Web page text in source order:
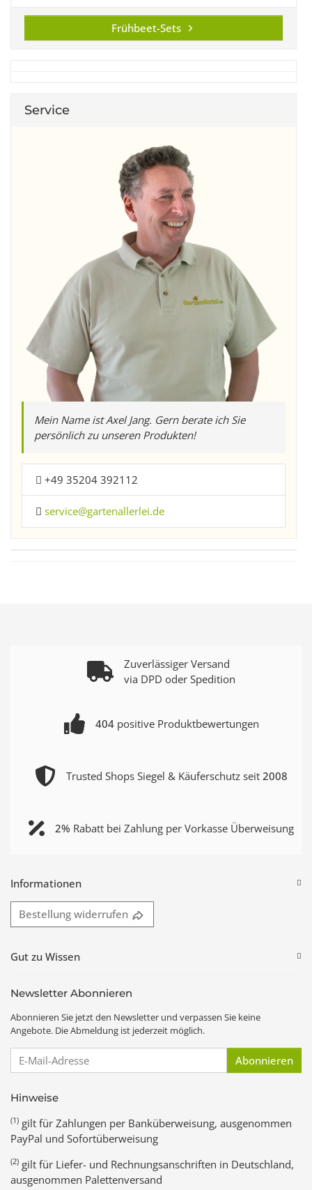
Frühbeet-Sets
Service
Mein Name ist Axel Jang. Gern berate ich Sie
persönlich zu unseren Produkten!
+49 35204 392112
service@gartenallerlei.de
Zuverlässiger Versand
via DPD oder Spedition
404positive Produktbewertungen
Trusted Shops Siegel & Käuferschutz seit 2008
2% Rabatt bei Zahlung per Vorkasse Überweisung
Informationen
Bestellung widerrufen
Gut zu Wissen
Newsletter Abonnieren
Abonnieren Sie jetzt den Newsletter und verpassen Sie keine
Angebote. Die Abmeldung ist jederzeit möglich.
E-Mail-Adresse Abonnieren
Hinweise
(1) gilt für Zahlungen per Banküberweisung, ausgenommen
PayPal und Sofortüberweisung
(2) gilt für Liefer- und Rechnungsanschriften in Deutschland,
ausgenommen Palettenversand